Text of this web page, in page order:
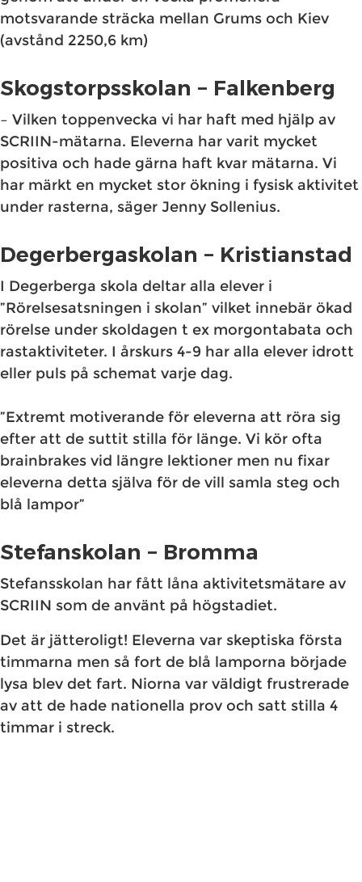
motsvarande sträcka mellan Grums och Kiev
(avstånd 2250,6 km)
Skogstorpsskolan – Falkenberg
– Vilken toppenvecka vi har haft med hjälp av
SCRIIN-mätarna. Eleverna har varit mycket
positiva och hade gärna haft kvar mätarna. Vi
har märkt en mycket stor ökning i fysisk aktivitet
under rasterna, säger Jenny Sollenius.
Degerbergaskolan – Kristianstad
I Degerberga skola deltar alla elever i
”Rörelsesatsningen i skolan” vilket innebär ökad
rörelse under skoldagen t ex morgontabata och
rastaktiviteter. I årskurs 4-9 har alla elever idrott
eller puls på schemat varje dag.
”Extremt motiverande för eleverna att röra sig
efter att de suttit stilla för länge. Vi kör ofta
brainbrakes vid längre lektioner men nu fixar
eleverna detta själva för de vill samla steg och
blå lampor”
Stefanskolan – Bromma
Stefansskolan har fått låna aktivitetsmätare av
SCRIIN som de använt på högstadiet.
Det är jätteroligt! Eleverna var skeptiska första
timmarna men så fort de blå lamporna började
lysa blev det fart. Niorna var väldigt frustrerade
av att de hade nationella prov och satt stilla 4
timmar i streck.